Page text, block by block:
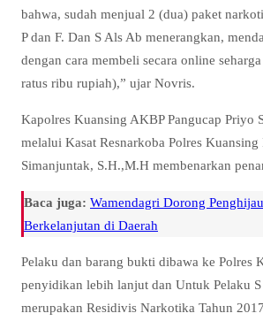
bahwa, sudah menjual 2 (dua) paket
P dan F. Dan S Als Ab menerangkan,
dengan cara membeli secara online
ratus ribu rupiah),” ujar Novris.
Kapolres Kuansing AKBP Pangucap Priyo
melalui Kasat Resnarkoba Polres
Simanjuntak, S.H.,M.H membenarkan
Baca juga: Wamendagri Dorong
Berkelanjutan di Daerah
Pelaku dan barang bukti dibawa ke Polres
penyidikan lebih lanjut dan Untuk Pelaku
merupakan Residivis Narkotika Tahun